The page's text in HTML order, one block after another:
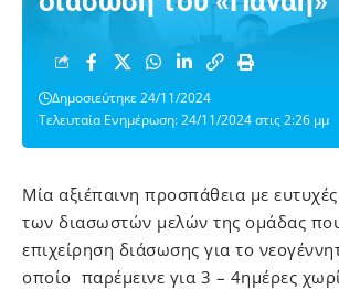
Τελευταία Ενημέρωση: 24/11/2024 στις 2:26 μμ
Δημοσιεύτηκε 24/11/2024
Μία αξιέπαινη προσπάθεια με
των διασωστών μελών της ομάδας
επιχείρηση διάσωσης για το
οποίο παρέμεινε για 3 – 4ημέρες